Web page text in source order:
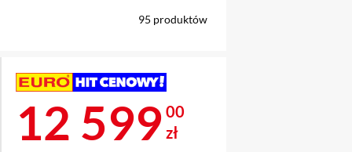
95 produktów
Cena 12 599 zł
12 599 00
zł